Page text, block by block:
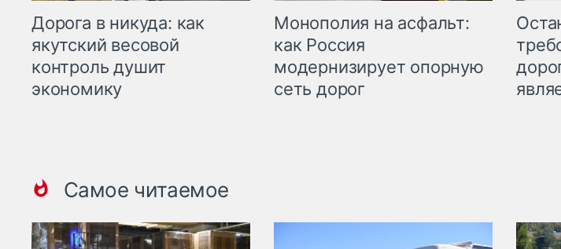
Дорога в никуда: как
якутский весовой
контроль душит
экономику
Монополия на асфальт:
как Россия
модернизирует опорную
сеть дорог
Самое читаемое